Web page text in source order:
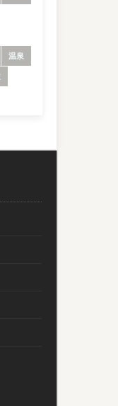
温泉